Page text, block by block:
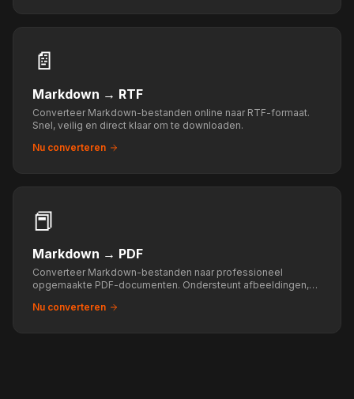
📄
Markdown → RTF
Converteer Markdown-bestanden online naar RTF-formaat.
Snel, veilig en direct klaar om te downloaden.
Nu converteren
📕
Markdown → PDF
Converteer Markdown-bestanden naar professioneel
opgemaakte PDF-documenten. Ondersteunt afbeeldingen,
Nu converteren